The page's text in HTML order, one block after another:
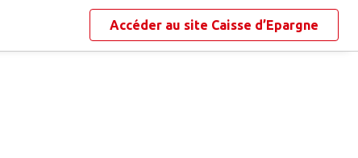
Accéder au site Caisse d’Epargne